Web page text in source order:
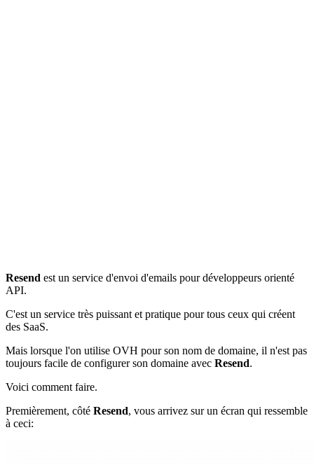
Resend est un service d'envoi d'emails pour développeurs orienté
API.
C'est un service très puissant et pratique pour tous ceux qui créent
des SaaS.
Mais lorsque l'on utilise OVH pour son nom de domaine, il n'est pas
toujours facile de configurer son domaine avec Resend.
Voici comment faire.
Premièrement, côté Resend, vous arrivez sur un écran qui ressemble
à ceci: